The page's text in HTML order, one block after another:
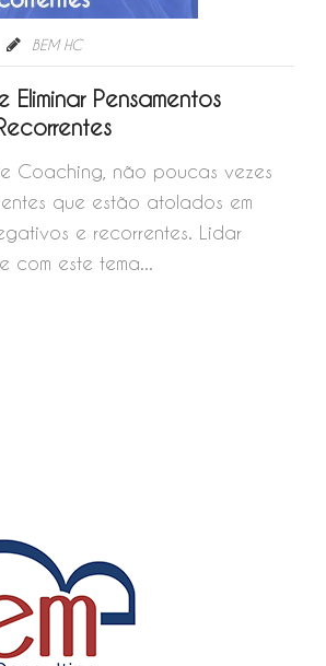
BEM HC
Eliminar Pensamentos
Coaching, não poucas vezes
que estão atolados em
e recorrentes. Lidar
com este tema...